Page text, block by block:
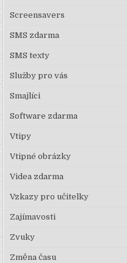
Screensavers
SMS zdarma
SMS texty
Služby pro vás
Smajlíci
Software zdarma
Vtipy
Vtipné obrázky
Videa zdarma
Vzkazy pro učitelky
Zajímavosti
Zvuky
Změna času